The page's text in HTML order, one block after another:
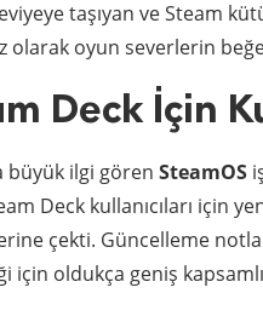
taşıyan ve Steam
olarak oyun severlerin
Deck İçin
büyük ilgi gören SteamOS
Deck kullanıcıları için
çekti. Güncelleme
için oldukça geniş